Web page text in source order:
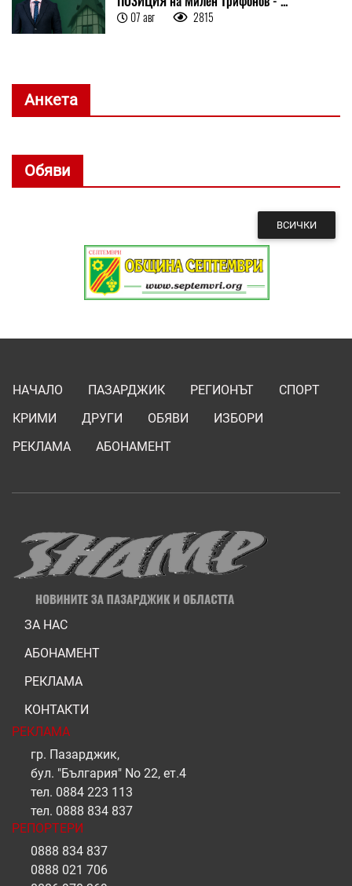
07 авг 2815
Анкета
Обяви
ВСИЧКИ
НАЧАЛО ПАЗАРДЖИК РЕГИОНЪТ
СПОРТ
КРИМИ
ДРУГИ ОБЯВИ
ИЗБОРИ
РЕКЛАМА
АБОНАМЕНТ
ЗА НАС
АБОНАМЕНТ
РЕКЛАМА
КОНТАКТИ
РЕКЛАМА
гр. Пазарджик,
бул. "България" No 22, ет.4
тел. 0884 223 113
тел. 0888 834 837
РЕПОРТЕРИ
0888 834 837
0888 021 706